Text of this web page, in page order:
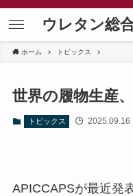
ウレタン総
ホーム トピックス
世界の履物生産
トピックス 2025.09.16
APICCAPSが最近発